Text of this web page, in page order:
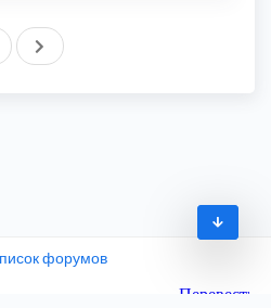
След.
форумов